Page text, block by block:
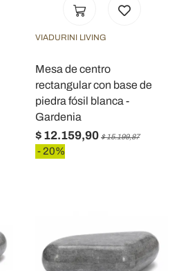
VIADURINI LIVING
Mesa de centro
rectangular con base de
piedra fósil blanca -
Gardenia
$ 12.159,90 $ 15.199,87
- 20%